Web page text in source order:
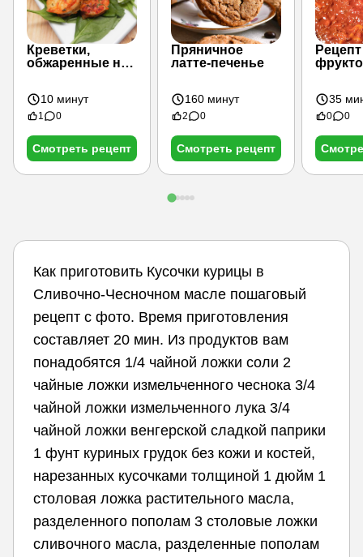
Креветки,
обжаренные на
10 минут
1 0
Смотреть рецепт
Пряничное
латте-печенье
160 минут
2 0
Смотреть рецепт
Рецепт
35
0 0
Как приготовить Кусочки курицы в
Сливочно-Чесночном масле пошаговый
рецепт с фото. Время приготовления
составляет 20 мин. Из продуктов вам
понадобятся 1/4 чайной ложки соли 2
чайные ложки измельченного чеснока 3/4
чайной ложки измельченного лука 3/4
чайной ложки венгерской сладкой паприки
1 фунт куриных грудок без кожи и костей,
нарезанных кусочками толщиной 1 дюйм 1
столовая ложка растительного масла,
разделенного пополам 3 столовые ложки
сливочного масла, разделенные пополам